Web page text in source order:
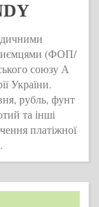
(ФОП/
союзу А
України.
рубль, фунт
та інші
платіжної